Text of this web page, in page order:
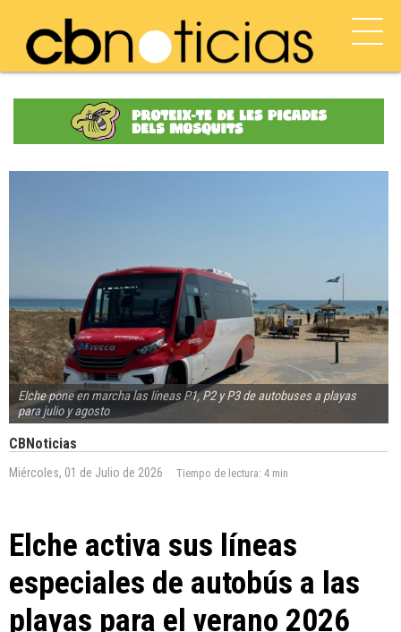
Elche pone en marcha las líneas P1, P2 y P3 de autobuses a playas
para julio y agosto
CBNoticias
Miércoles, 01 de Julio de 2026 Tiempo de lectura: 4 min
Elche activa sus líneas
especiales de autobús a las
playas para el verano 2026